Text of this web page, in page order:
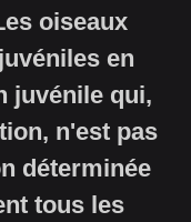
oiseaux
en
juvénile qui,
n'est pas
déterminée
tous les